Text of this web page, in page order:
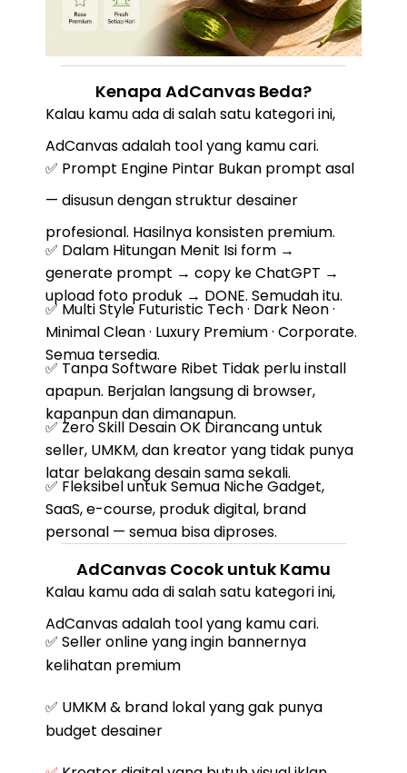
Kenapa AdCanvas Beda?
Kalau kamu ada di salah satu kategori ini,
AdCanvas adalah tool yang kamu cari.
✅ Prompt Engine Pintar Bukan prompt asal
— disusun dengan struktur desainer
profesional. Hasilnya konsisten premium.
✅ Dalam Hitungan Menit Isi form →
generate prompt → copy ke ChatGPT →
upload foto produk → DONE. Semudah itu.
✅ Multi Style Futuristic Tech · Dark Neon ·
Minimal Clean · Luxury Premium · Corporate.
Semua tersedia.
✅ Tanpa Software Ribet Tidak perlu install
apapun. Berjalan langsung di browser,
kapanpun dan dimanapun.
✅ Zero Skill Desain OK Dirancang untuk
seller, UMKM, dan kreator yang tidak punya
latar belakang desain sama sekali.
✅ Fleksibel untuk Semua Niche Gadget,
SaaS, e-course, produk digital, brand
personal — semua bisa diproses.
AdCanvas Cocok untuk Kamu
Kalau kamu ada di salah satu kategori ini,
AdCanvas adalah tool yang kamu cari.
✅ Seller online yang ingin bannernya
kelihatan premium
✅ UMKM & brand lokal yang gak punya
budget desainer